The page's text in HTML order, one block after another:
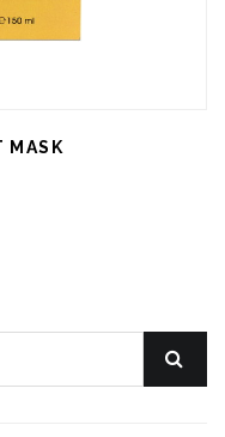
MASK